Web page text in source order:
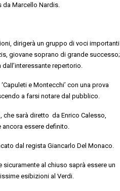
da Marcello Nardis.
, dirigerà un gruppo di voci importanti
, giovane soprano di grande successo;
dall’interessante repertorio.
‘Capuleti e Montecchi’ con una prova
a farsi notare dal pubblico.
che sarà diretto da Enrico Calesso,
ancora essere definito.
dal regista Giancarlo Del Monaco.
sicuramente al chiuso saprà essere un
esibizionial Verdi.